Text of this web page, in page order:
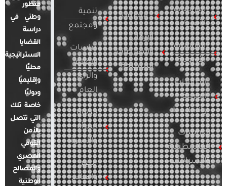
الدراسات
الأمريكية
الدراسات
الأوروبية
الدراسات
العربية
والإقليمية
الدراسات
الفلسطينية
والإسرائيلية
التطرف
الإرهاب
والصراعات
المسلحة
تنمية
ومجتمع
دراسات
الإعلام
والرأي
العام
قضايا
المرأة
والأسرة
مصر
والعالم
منظور
وطني في
دراسة
القضايا
الاستراتيجية
محليًا
وإقليميًا
ودوليًا
خاصة تلك
التي تتصل
بالأمن
القومي
المصري
والمصالح
الوطنية